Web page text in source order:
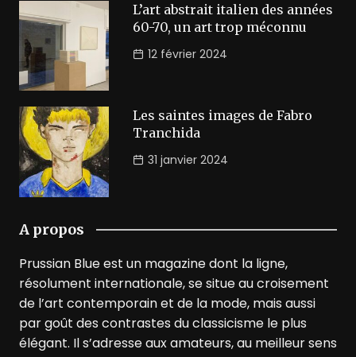
L’art abstrait italien des années
60-70, un art trop méconnu
12 février 2024
Les saintes images de Fabro
Tranchida
31 janvier 2024
A propos
Prussian Blue est un magazine dont la ligne,
résolument internationale, se situe au croisement
de l’art contemporain et de la mode, mais aussi
par goût des contrastes du classicisme le plus
élégant. Il s’adresse aux amateurs, au meilleur sens